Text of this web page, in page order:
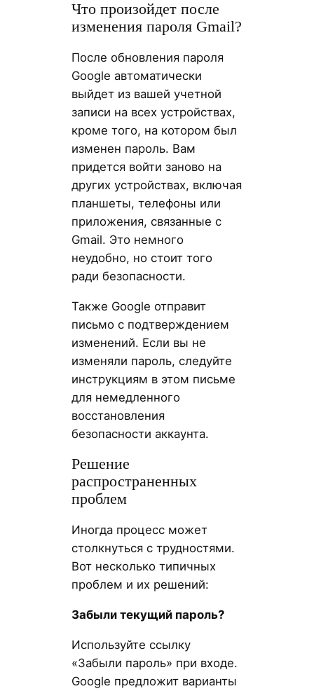
Что произойдет после
изменения пароля Gmail?
После обновления пароля
Google автоматически
выйдет из вашей учетной
записи на всех устройствах,
кроме того, на котором был
изменен пароль. Вам
придется войти заново на
других устройствах, включая
планшеты, телефоны или
приложения, связанные с
Gmail. Это немного
неудобно, но стоит того
ради безопасности.
Также Google отправит
письмо с подтверждением
изменений. Если вы не
изменяли пароль, следуйте
инструкциям в этом письме
для немедленного
восстановления
безопасности аккаунта.
Решение
распространенных
проблем
Иногда процесс может
столкнуться с трудностями.
Вот несколько типичных
проблем и их решений:
Забыли текущий пароль?
Используйте ссылку
«Забыли пароль» при входе.
Google предложит варианты